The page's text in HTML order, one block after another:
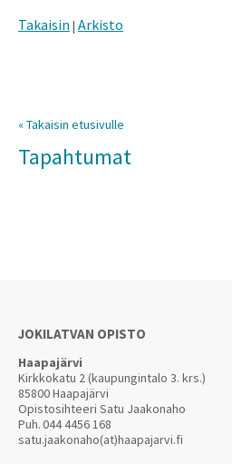
Takaisin | Arkisto
« Takaisin etusivulle
Tapahtumat
JOKILATVAN OPISTO
Haapajärvi
Kirkkokatu 2 (kaupungintalo 3. krs.)
85800 Haapajärvi
Opistosihteeri Satu Jaakonaho
Puh.044 4456 168
satu.jaakonaho(at)haapajarvi.fi